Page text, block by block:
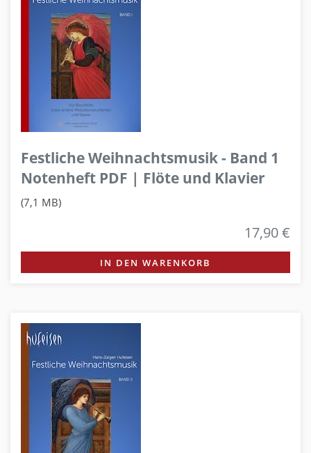
Festliche Weihnachtsmusik - Band 1
Notenheft PDF | Flöte und Klavier
(7,1 MB)
17,90 €
IN DEN WARENKORB